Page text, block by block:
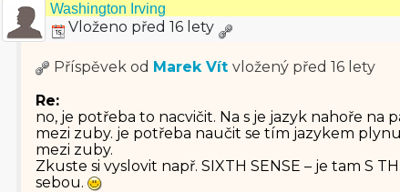
Washington Irving
Vloženo před 16 lety
Příspěvek od Marek Vít vložený před 16 lety
Re:
no, je potřeba to nacvičit. Na s je jazyk nahoře na
mezi zuby. je potřeba naučit se tím jazykem
mezi zuby.
Zkuste si vyslovit např. SIXTH SENSE – je tam S
sebou.